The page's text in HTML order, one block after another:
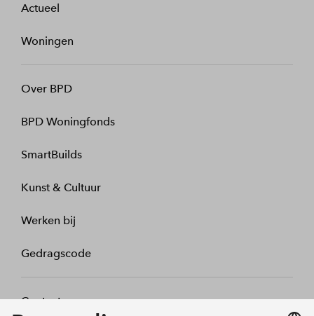
Actueel
Woningen
Over BPD
BPD Woningfonds
SmartBuilds
Kunst & Cultuur
Werken bij
Gedragscode
Contact